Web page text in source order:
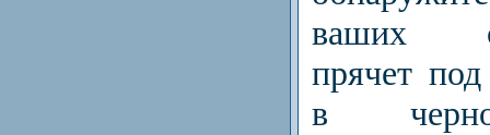
ваших
прячет
в